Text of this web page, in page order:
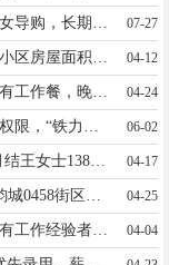
07-27
04-12
宾馆诚聘前台收银服务员，上一休一，有工作餐，晚上可以休息，工资3000-3500元，女性，有经验者优先录用，没有经验会电脑的可以培训，咨询电话：15904589422孙女士15904589422 04-24
06-02
南郡招聘假期工，晚5.00—10.00.工资月结王女士13845874700 04-17
04-25
宾馆招聘前台收银员一名，上24休24，有工作经验者优先，有意者电话联系18745887718工资3000+奖金顾18745887718 04-04